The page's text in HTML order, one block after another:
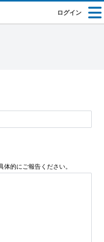
ログイン
的にご報告ください。